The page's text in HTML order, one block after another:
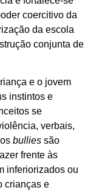
coercitivo da
da escola
conjunta de
e o jovem
instintos e
se
verbais,
bullies são
frente às
inferiorizados ou
crianças e